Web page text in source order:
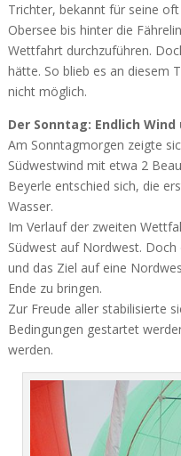
Trichter, bekannt für seine
Obersee bis hinter die
Wettfahrt durchzuführen.
hätte. So blieb es an diesem
nicht möglich.
Der Sonntag: Endlich
Am Sonntagmorgen zeigte
Südwestwind mit etwa 2
Beyerle entschied sich, die
Wasser.
Im Verlauf der zweiten
Südwest auf Nordwest.
und das Ziel auf eine
Ende zu bringen.
Zur Freude aller stabilisierte
Bedingungen gestartet
werden.